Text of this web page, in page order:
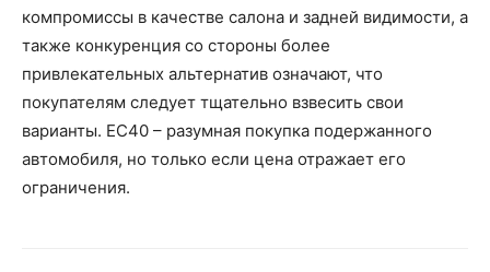
компромиссы в качестве салона и задней видимости, а
также конкуренция со стороны более
привлекательных альтернатив означают, что
покупателям следует тщательно взвесить свои
варианты. EC40 – разумная покупка подержанного
автомобиля, но только если цена отражает его
ограничения.